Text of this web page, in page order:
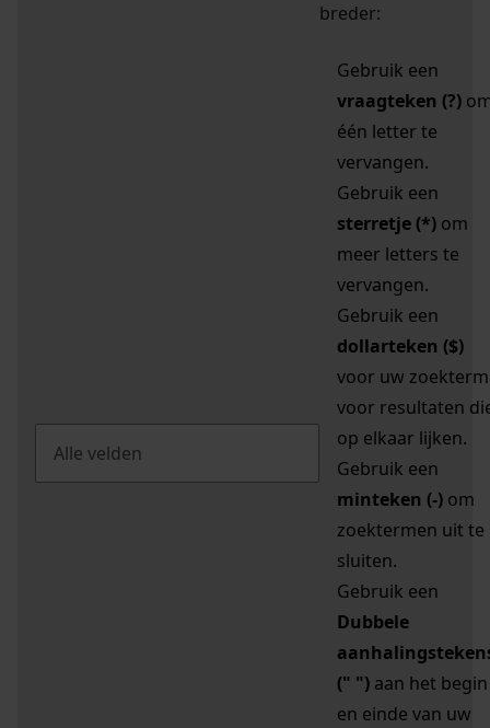
breder:
Gebruik een
vraagteken (?)
één letter te
vervangen.
Gebruik een
sterretje (*) om
meer letters te
vervangen.
Gebruik een
dollarteken ($)
voor uw zoekterm
voor resultaten
op elkaar lijken.
Gebruik een
minteken (-) om
zoektermen uit te
sluiten.
Gebruik een
Dubbele
(" ") aan het begin
en einde van uw